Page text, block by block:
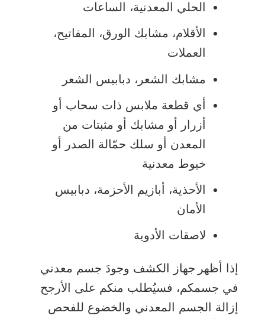
الحلي المعدنية، الساعات
الأقلام، مشابك الورق، المفاتيح،
العملات
مشابك الشعر، دبابيس الشعر
أي قطعة ملابس ذات سحاب أو
أزرار أو مشابك أو مثبتات من
المعدن أو سلك حمّالة الصدر أو
خيوط معدنية
الأحذية، أبازيم الأحزمة، دبابيس
الأمان
لاصقات الأدوية
إذا أظهر جهاز الكشف وجودَ جسم معدني
في جسمكم، فسيُطلب منكم على الأرجح
إزالة الجسم المعدني والخضوع للفحص